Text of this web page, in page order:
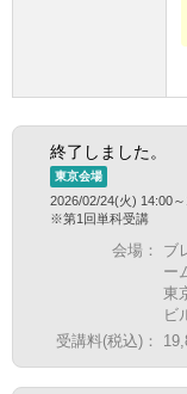
終了しました。
東京会場
2026/02/24(火) 14:00
※第1回単科受講
会場：
ブ
ー
東
ビ
受講料(税込)：